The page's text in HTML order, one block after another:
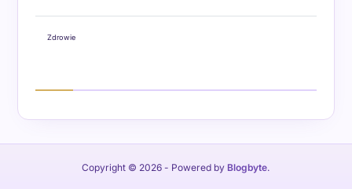
Zdrowie
Copyright © 2026 - Powered by Blogbyte.